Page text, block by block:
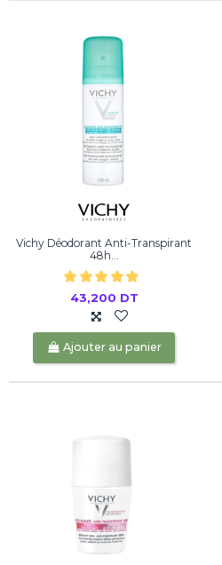
Vichy Déodorant Anti-Transpirant
48h...
43,200 DT
Ajouter au panier